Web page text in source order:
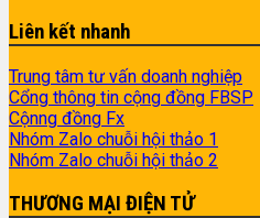
Liên kết nhanh
Trung tâm tư vấn doanh nghiệp
Cổng thông tin cộng đồng FBSP
Cộnng đồng Fx
Nhóm Zalo chuỗi hội thảo 1
Nhóm Zalo chuỗi hội thảo 2
THƯƠNG MẠI ĐIỆN TỬ